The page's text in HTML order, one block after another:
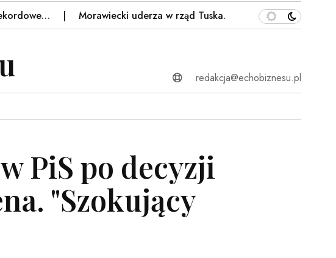
Morawiecki uderza w rząd Tuska. Wymowny gest na…
redakcja@echobiznesu.pl
PiS po decyzji
"Szokujący